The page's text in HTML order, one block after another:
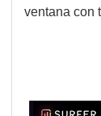
ventana con